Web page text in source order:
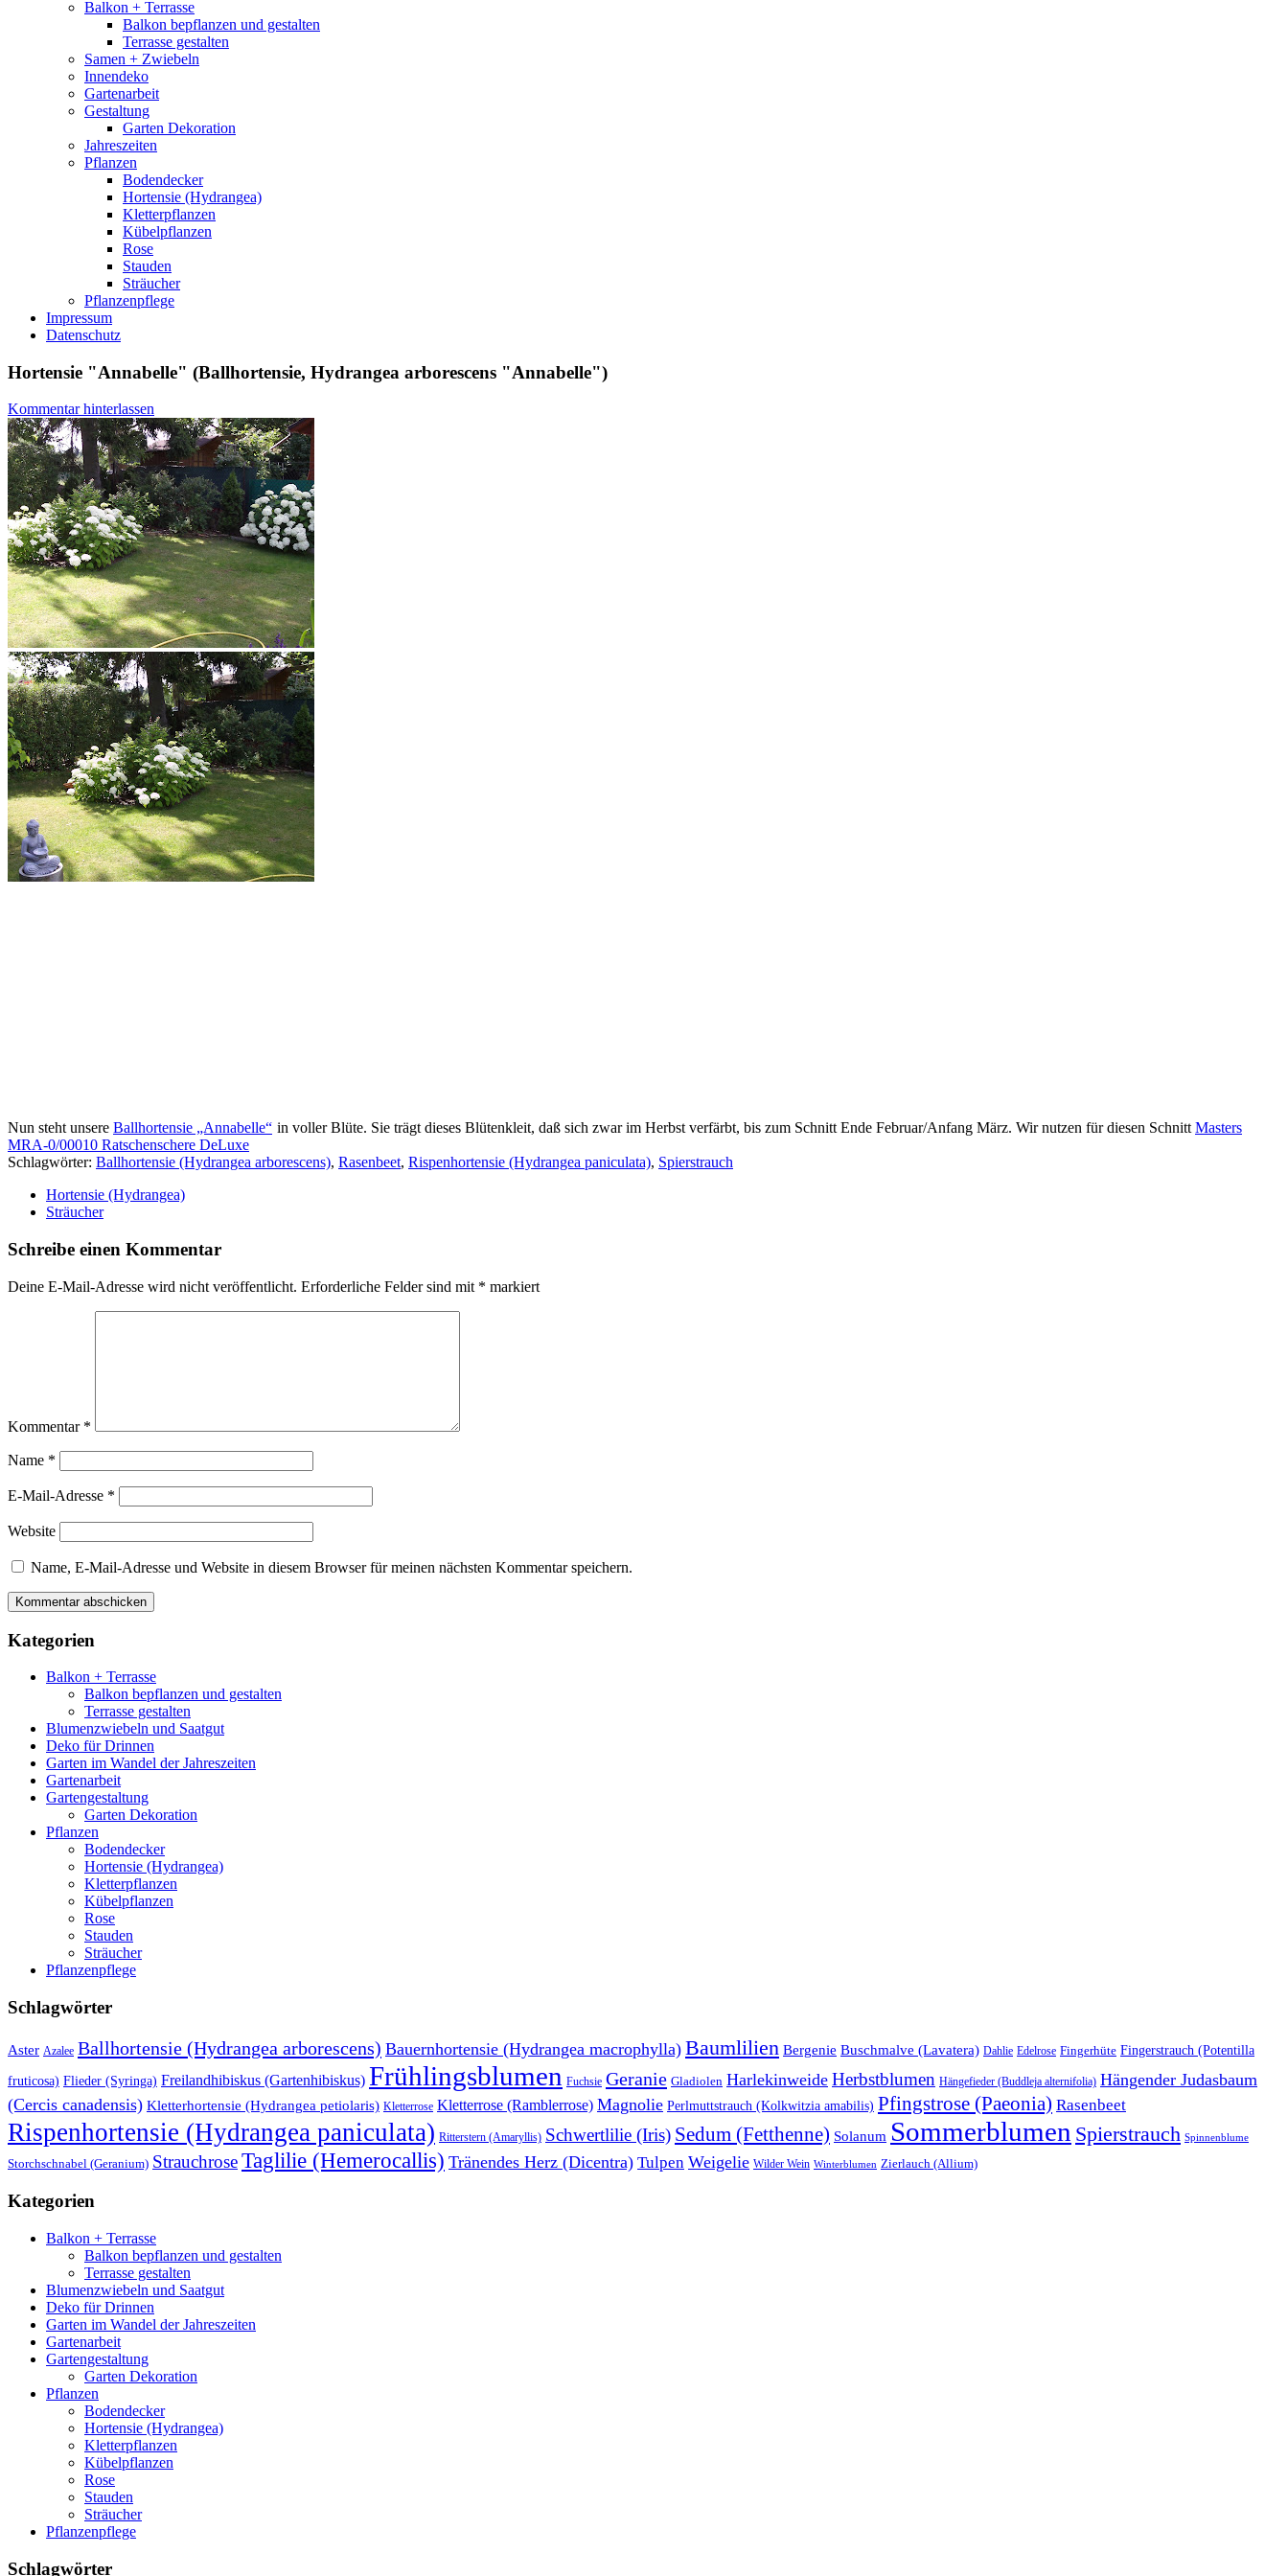
Balkon + Terrasse
Balkon bepflanzen und gestalten
Terrasse gestalten
Samen + Zwiebeln
Innendeko
Gartenarbeit
Gestaltung
Garten Dekoration
Jahreszeiten
Pflanzen
Bodendecker
Hortensie (Hydrangea)
Kletterpflanzen
Kübelpflanzen
Rose
Stauden
Sträucher
Pflanzenpflege
Impressum
Datenschutz
Hortensie "Annabelle" (Ballhortensie, Hydrangea arborescens "Annabelle")
Kommentar hinterlassen
Nun steht unsere Ballhortensie „Annabelle“ in voller Blüte. Sie trägt dieses Blütenkleit, daß sich zwar im Herbst verfärbt, bis zum Schnitt Ende Februar/Anfang März. Wir nutzen für diesen SchnittMasters
MRA-0/00010 Ratschenschere DeLuxe
Schlagwörter: Ballhortensie (Hydrangea arborescens), Rasenbeet, Rispenhortensie (Hydrangea paniculata), Spierstrauch
Hortensie (Hydrangea)
Sträucher
Schreibe einen Kommentar
Deine E-Mail-Adresse wird nicht veröffentlicht. Erforderliche Felder sind mit * markiert
Kommentar *
Name *
E-Mail-Adresse *
Website
Name, E-Mail-Adresse und Website in diesem Browser für meinen nächsten Kommentar speichern.
Kategorien
Balkon + Terrasse
Balkon bepflanzen und gestalten
Terrasse gestalten
Blumenzwiebeln und Saatgut
Deko für Drinnen
Garten im Wandel der Jahreszeiten
Gartenarbeit
Gartengestaltung
Garten Dekoration
Pflanzen
Bodendecker
Hortensie (Hydrangea)
Kletterpflanzen
Kübelpflanzen
Rose
Stauden
Sträucher
Pflanzenpflege
Schlagwörter
Aster Azalee Ballhortensie (Hydrangea arborescens) Bauernhortensie (Hydrangea macrophylla) Baumlilien Bergenie Buschmalve (Lavatera) Dahlie Edelrose Fingerhüte Fingerstrauch (Potentilla
fruticosa) Flieder (Syringa) Freilandhibiskus (Gartenhibiskus) Frühlingsblumen Fuchsie Geranie Gladiolen Harlekinweide Herbstblumen Hängefieder (Buddleja alternifolia) Hängender Judasbaum
(Cercis canadensis) Kletterhortensie (Hydrangea petiolaris) Kletterrose Kletterrose (Ramblerrose) Magnolie Perlmuttstrauch (Kolkwitzia amabilis) Pfingstrose (Paeonia) Rasenbeet
Rispenhortensie (Hydrangea paniculata) Ritterstern (Amaryllis) Schwertlilie (Iris) Sedum (Fetthenne) Solanum Sommerblumen Spierstrauch Spinnenblume
Storchschnabel (Geranium) StrauchroseTaglilie (Hemerocallis) Tränendes Herz (Dicentra) Tulpen Weigelie Wilder Wein Winterblumen Zierlauch (Allium)
Kategorien
Balkon + Terrasse
Balkon bepflanzen und gestalten
Terrasse gestalten
Blumenzwiebeln und Saatgut
Deko für Drinnen
Garten im Wandel der Jahreszeiten
Gartenarbeit
Gartengestaltung
Garten Dekoration
Pflanzen
Bodendecker
Hortensie (Hydrangea)
Kletterpflanzen
Kübelpflanzen
Rose
Stauden
Sträucher
Pflanzenpflege
Schlagwörter